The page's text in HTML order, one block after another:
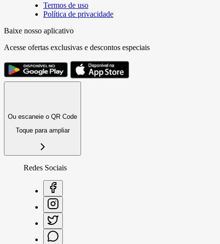
Termos de uso
Política de privacidade
Baixe nosso aplicativo
Acesse ofertas exclusivas e descontos especiais
Ou escaneie o QR Code
Toque para ampliar
Redes Sociais